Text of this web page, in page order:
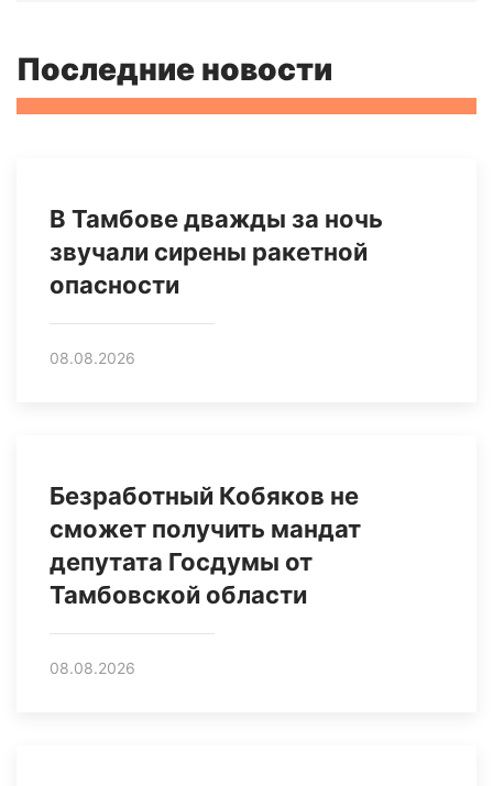
Последние новости
В Тамбове дважды за ночь
звучали сирены ракетной
опасности
08.08.2026
Безработный Кобяков не
сможет получить мандат
депутата Госдумы от
Тамбовской области
08.08.2026